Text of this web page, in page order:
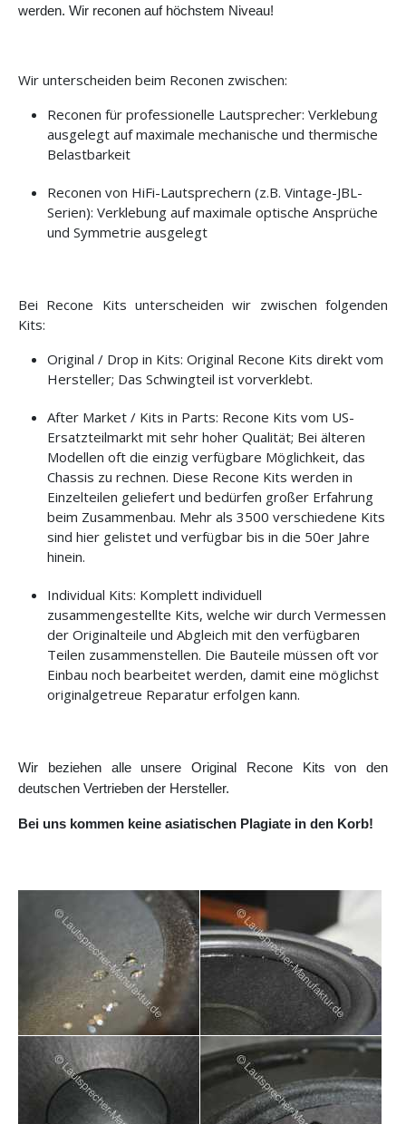
werden. Wir reconen auf höchstem Niveau!
Wir unterscheiden beim Reconen zwischen:
Reconen für professionelle Lautsprecher: Verklebung
ausgelegt auf maximale mechanische und thermische
Belastbarkeit
Reconen von HiFi-Lautsprechern (z.B. Vintage-JBL-
Serien): Verklebung auf maximale optische Ansprüche
und Symmetrie ausgelegt
Bei Recone Kits unterscheiden wir zwischen folgenden
Kits:
Original / Drop in Kits: Original Recone Kits direkt vom
Hersteller; Das Schwingteil ist vorverklebt.
After Market / Kits in Parts: Recone Kits vom US-
Ersatzteilmarkt mit sehr hoher Qualität; Bei älteren
Modellen oft die einzig verfügbare Möglichkeit, das
Chassis zu rechnen. Diese Recone Kits werden in
Einzelteilen geliefert und bedürfen großer Erfahrung
beim Zusammenbau. Mehr als 3500 verschiedene Kits
sind hier gelistet und verfügbar bis in die 50er Jahre
hinein.
Individual Kits: Komplett individuell
zusammengestellte Kits, welche wir durch Vermessen
der Originalteile und Abgleich mit den verfügbaren
Teilen zusammenstellen. Die Bauteile müssen oft vor
Einbau noch bearbeitet werden, damit eine möglichst
originalgetreue Reparatur erfolgen kann.
Wir beziehen alle unsere Original Recone Kits von den
deutschen Vertrieben der Hersteller.
Bei uns kommen keine asiatischen Plagiate in den Korb!